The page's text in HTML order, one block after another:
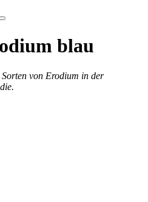
blau
von Erodium in der